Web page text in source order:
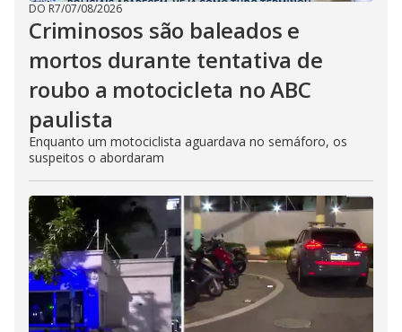
DO R7/07/08/2026
Criminosos são baleados e
mortos durante tentativa de
roubo a motocicleta no ABC
paulista
Enquanto um motociclista aguardava no semáforo, os
suspeitos o abordaram